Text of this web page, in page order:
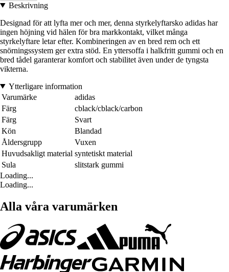
Beskrivning
Designad för att lyfta mer och mer, denna styrkelyftarsko adidas har
ingen höjning vid hälen för bra markkontakt, vilket många
styrkelyftare letar efter. Kombineringen av en bred rem och ett
snörningssystem ger extra stöd. En yttersoffa i halkfritt gummi och en
bred tådel garanterar komfort och stabilitet även under de tyngsta
vikterna.
Ytterligare information
Varumärke
adidas
Färg
cblack/cblack/carbon
Färg
Svart
Kön
Blandad
Åldersgrupp
Vuxen
Huvudsakligt material syntetiskt material
Sula
slitstark gummi
Loading...
Loading...
Alla våra varumärken